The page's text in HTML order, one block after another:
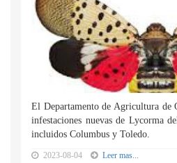
El Departamento de Agricultura de
infestaciones nuevas de Lycorma
incluidos Columbus y Toledo.
2023-08-04 Leer mas...